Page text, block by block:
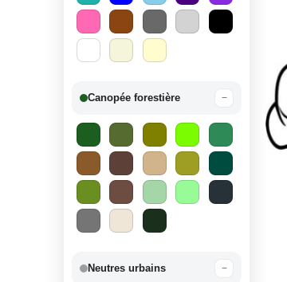
Canopée forestière −
Neutres urbains −